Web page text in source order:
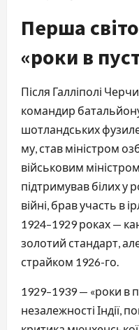
Перша
«роки в
Після Галліполі
командир
шотландських
му, став міністром
військовим
підтримував білих у
війні, брав участь в
1924–1929 роках —
золотий стандарт,
страйком 1926-го.
1929–1939 — «роки в
незалежності Індії,